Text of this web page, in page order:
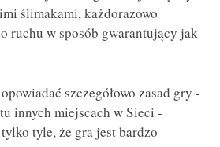
ślimakami, każdorazowo
ruchu w sposób gwarantujący jak
szczegółowo zasad gry -
innych miejscach w Sieci -
tyle, że gra jest bardzo